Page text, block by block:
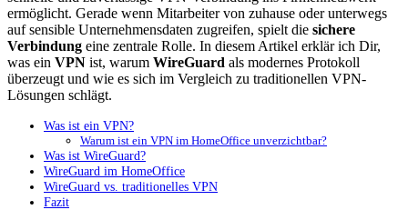
ermöglicht. Gerade wenn Mitarbeiter von zuhause oder unterwegs
auf sensible Unternehmensdaten zugreifen, spielt die sichere
Verbindung eine zentrale Rolle. In diesem Artikel erklär ich Dir,
was ein VPN ist, warum WireGuard als modernes Protokoll
überzeugt und wie es sich im Vergleich zu traditionellen VPN-
Lösungen schlägt.
Was ist ein VPN?
Warum ist ein VPN im HomeOffice unverzichtbar?
Was ist WireGuard?
WireGuard im HomeOffice
WireGuard vs. traditionelles VPN
Fazit